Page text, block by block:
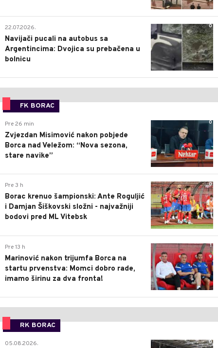
0
22.07.2026.
Navijači pucali na autobus sa
Argentincima: Dvojica su prebačena u
bolnicu
FK BORAC
0
Pre 26 min
Zvjezdan Misimović nakon pobjede
Borca nad Veležom: “Nova sezona,
stare navike”
0
Pre 3 h
Borac krenuo šampionski: Ante Roguljić
i Damjan Šiškovski složni - najvažniji
bodovi pred ML Vitebsk
1
Pre 13 h
Marinović nakon trijumfa Borca na
startu prvenstva: Momci dobro rade,
imamo širinu za dva fronta!
RK BORAC
0
05.08.2026.